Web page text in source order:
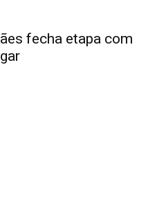
fecha etapa com